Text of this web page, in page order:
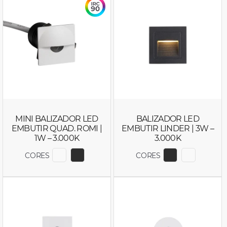
MINI BALIZADOR LED
EMBUTIR QUAD. ROMI |
1W – 3.000K
CORES EXIBIR COR 2841
EXIBIR COR 2842
BALIZADOR LED
EMBUTIR LINDER | 3W –
3.000K
CORES EXIBIR COR